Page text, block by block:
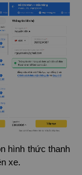
hình thức thanh
xe.